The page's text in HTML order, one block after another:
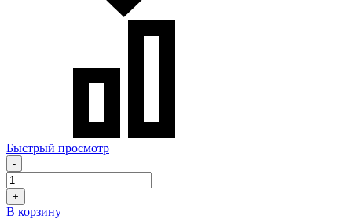
Быстрый просмотр
-
+
В корзину